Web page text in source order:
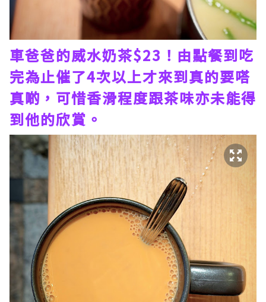
車爸爸的威水奶茶$23！由點餐到吃
完為止催了4次以上才來到真的要嗒
真啲，可惜香滑程度跟茶味亦未能得
到他的欣賞。